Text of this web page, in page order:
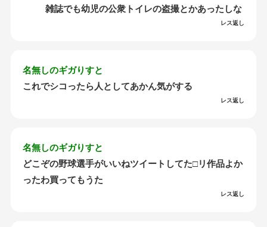
雑誌でも幼児の公衆トイレの盗撮とかあったしな
レス返し
名無しのギガりすと
これでシコったら人としてあかん気がする
レス返し
名無しのギガりすと
どこぞの野球選手がいいねツイートしてた□リ作品よか
ったわ買ってもうた
レス返し